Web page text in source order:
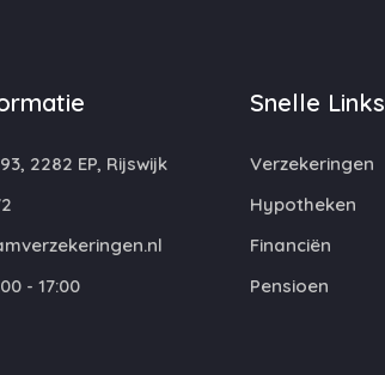
2282 EP, Rijswijk
- 17:00
Snelle Links
Verzekeringen
Hypotheken
Financiën
Pensioen